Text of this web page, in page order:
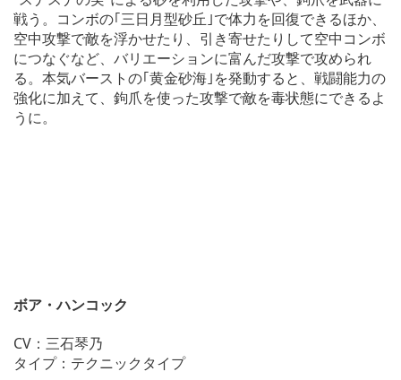
戦う。コンボの｢三日月型砂丘｣で体力を回復できるほか、
空中攻撃で敵を浮かせたり、引き寄せたりして空中コンボ
につなぐなど、バリエーションに富んだ攻撃で攻められ
る。本気バーストの｢黄金砂海｣を発動すると、戦闘能力の
強化に加えて、鉤爪を使った攻撃で敵を毒状態にできるよ
うに。
ボア・ハンコック
CV：三石琴乃
タイプ：テクニックタイプ